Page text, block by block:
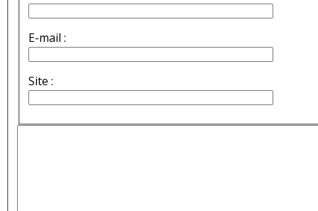
E-mail :
Site :